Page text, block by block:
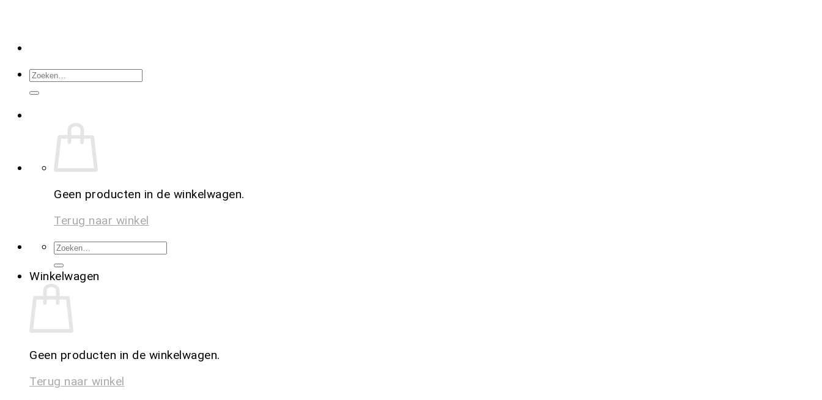
Geen producten in de winkelwagen.
Terug naar winkel
Winkelwagen
Geen producten in de winkelwagen.
Terug naar winkel